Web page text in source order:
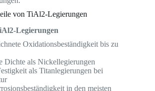
von TiAl2-Legierungen
Legierungen
Oxidationsbeständigkeit bis zu
Dichte als Nickellegierungen
als Titanlegierungen bei
in den meisten